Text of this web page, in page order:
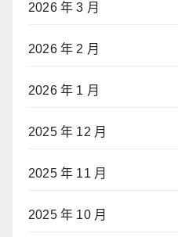
2026 年 3 月
2026 年 2 月
2026 年 1 月
2025 年 12 月
2025 年 11 月
2025 年 10 月